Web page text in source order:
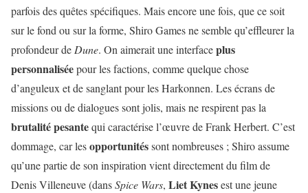
parfois des quêtes spécifiques. Mais encore une fois, que ce soit
sur le fond ou sur la forme, Shiro Games ne semble qu’effleurer la
profondeur de Dune. On aimerait une interfaceplus
personnaliséepour les factions, comme quelque chose
d’anguleux et de sanglant pour les Harkonnen. Les écrans de
missions ou de dialogues sont jolis, mais ne respirent pas la
brutalitépesantequi caractérise l’œuvre de Frank Herbert. C’est
dommage, car lesopportunitéssont nombreuses ; Shiro assume
qu’une partie de son inspiration vient directement du film de
Denis Villeneuve (dansSpice Wars, LietKynesest une jeune